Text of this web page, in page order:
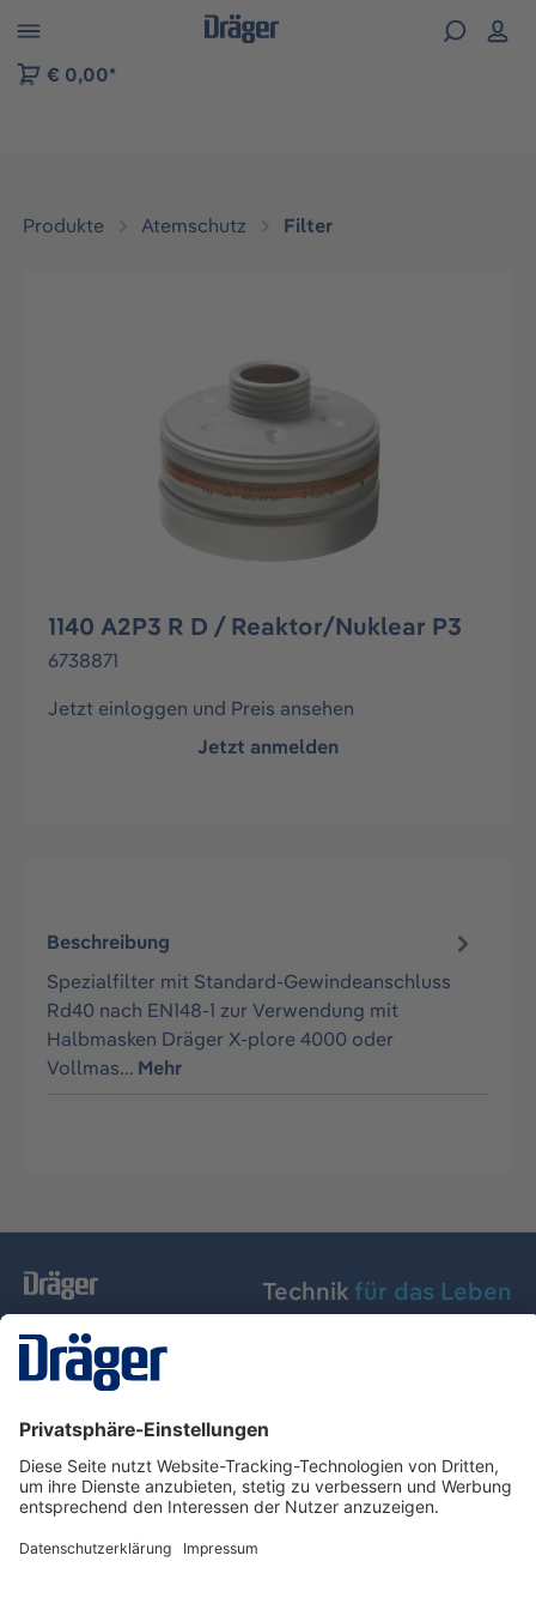
der B2B-Plattform springen
€ 0,00*
Produkte Atemschutz Filter
1140 A2P3 R D / Reaktor/Nuklear P3
6738871
Jetzt einloggen und Preis ansehen
Jetzt anmelden
Beschreibung
Spezialfilter mit Standard-Gewindeanschluss
Rd40 nach EN148-1 zur Verwendung mit
Halbmasken Dräger X-plore 4000 oder
Vollmas… Mehr
Technik für das Leben
Dräger Austria GmbH
Über Dräger
Informationen